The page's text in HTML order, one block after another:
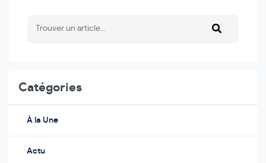
Catégories
À la Une
Actu